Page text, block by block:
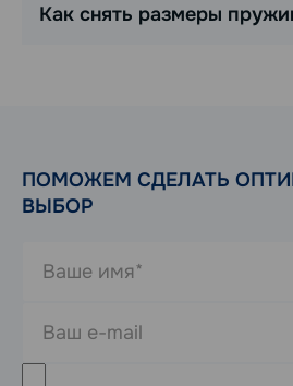
Как снять размеры
ПОМОЖЕМ СДЕЛАТЬ
ВЫБОР